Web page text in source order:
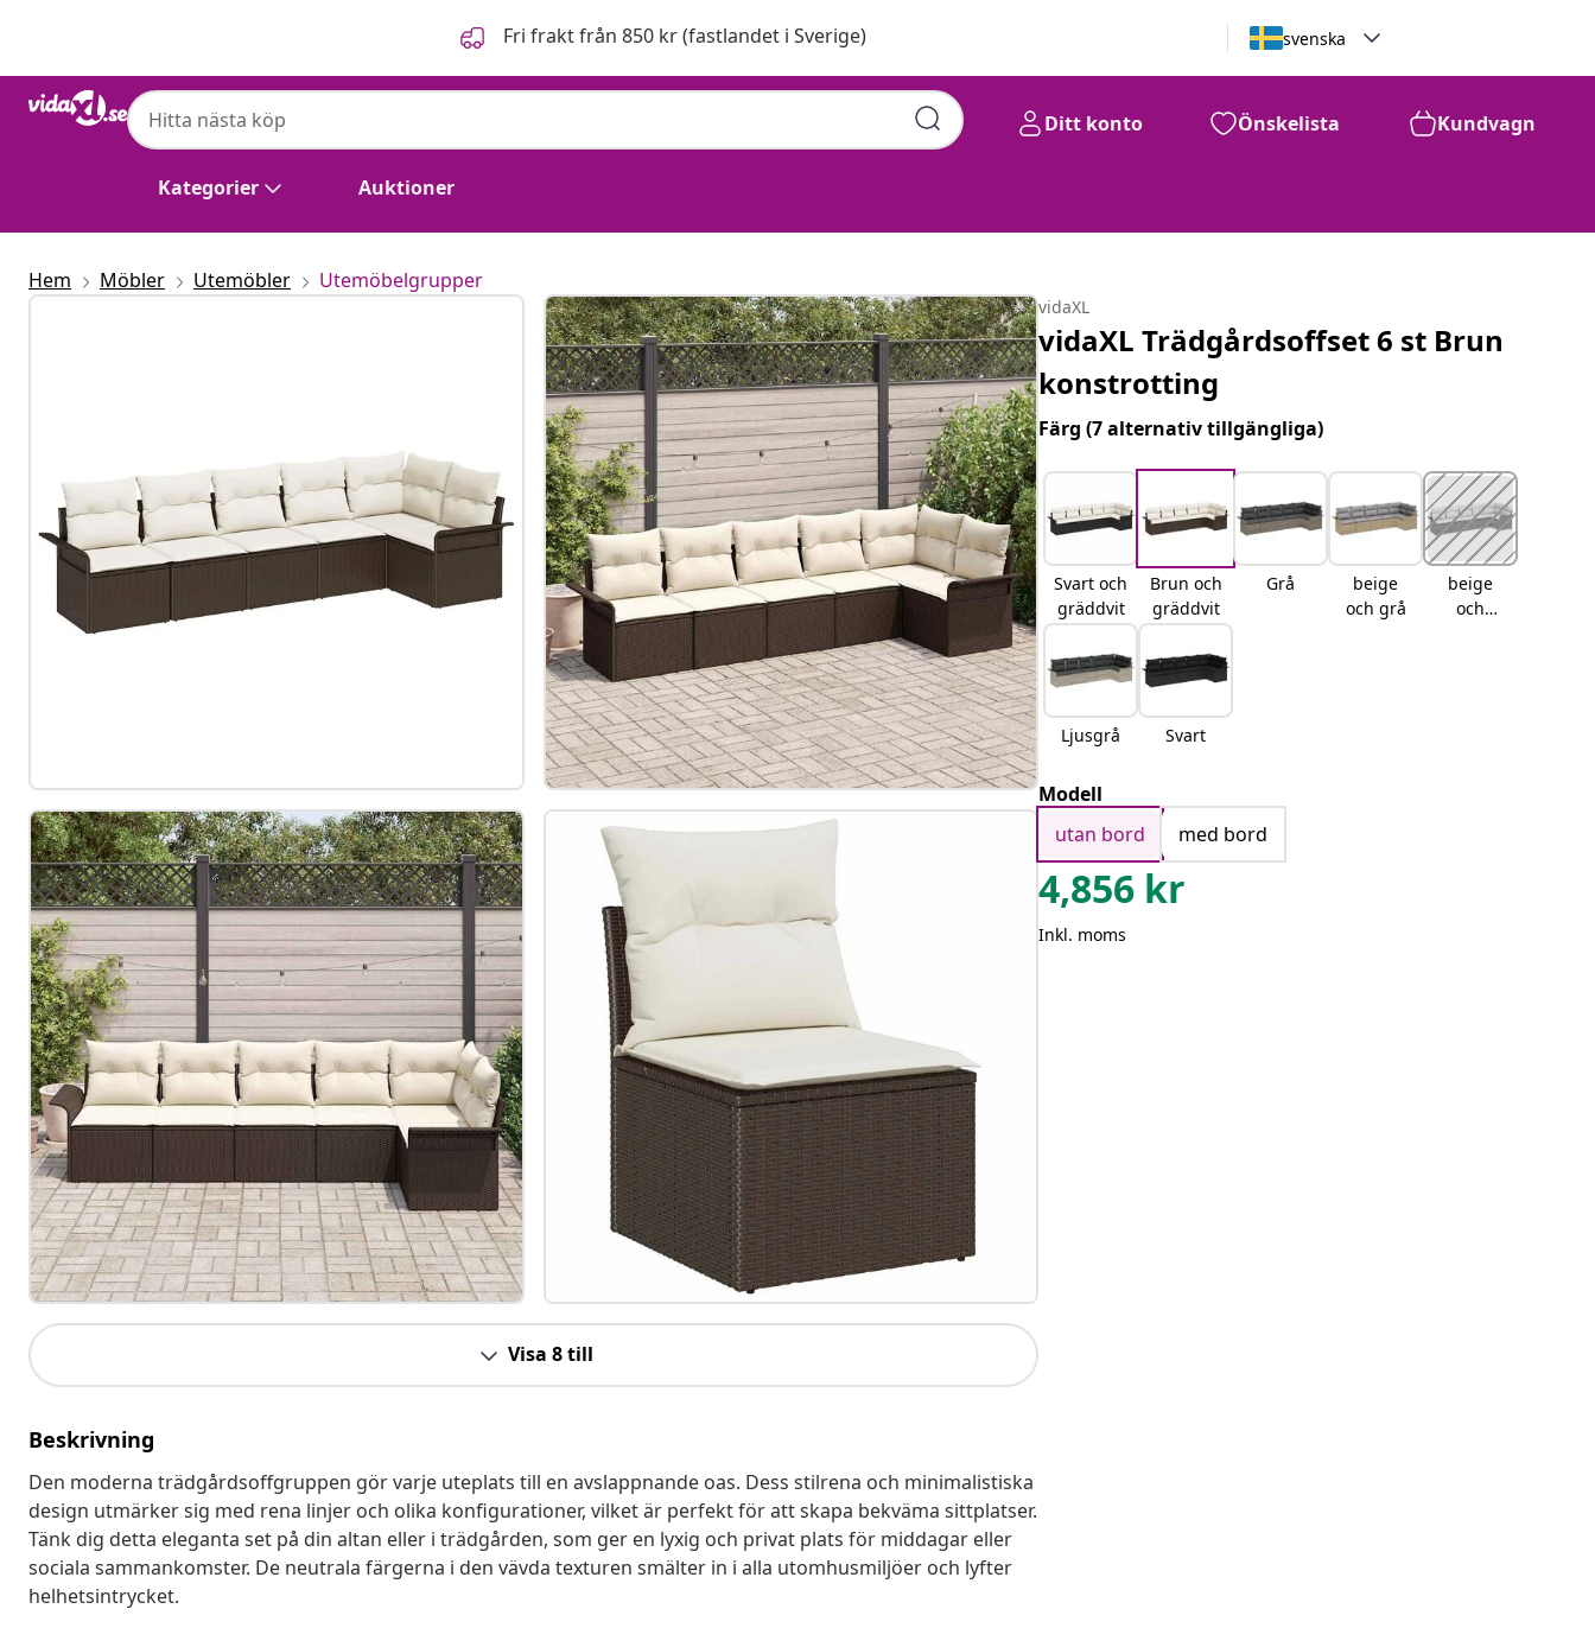
Fri frakt från 850 kr (fastlandet i Sverige) svenska
Kategorier Auktioner
Ditt konto Önskelista Kundvagn
Hem Möbler Utemöbler Utemöbelgrupper
Visa 8 till
Beskrivning
Den moderna trädgårdsoffgruppen gör varje uteplats till en avslappnande oas. Dess stilrena och minimalistiska
design utmärker sig med rena linjer och olika konfigurationer, vilket är perfekt för att skapa bekväma sittplatser.
Tänk dig detta eleganta set på din altan eller i trädgården, som ger en lyxig och privat plats för middagar eller
sociala sammankomster. De neutrala färgerna i den vävda texturen smälter in i alla utomhusmiljöer och lyfter
helhetsintrycket.
vidaXL
vidaXL Trädgårdsoffset 6 st Brun
konstrotting
Färg(7 alternativ tillgängliga)
Svart och
gräddvit
Brun och
gräddvit
Grå
beige
och grå
beige
och
Ljusgrå Svart
Modell
utan bord
med bord
4,856 kr
Inkl. moms